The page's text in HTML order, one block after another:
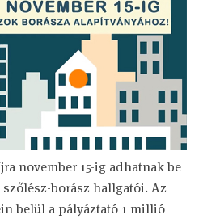
november 15-ig adhatnak be
borász hallgatói. Az
belül a pályáztató 1 millió